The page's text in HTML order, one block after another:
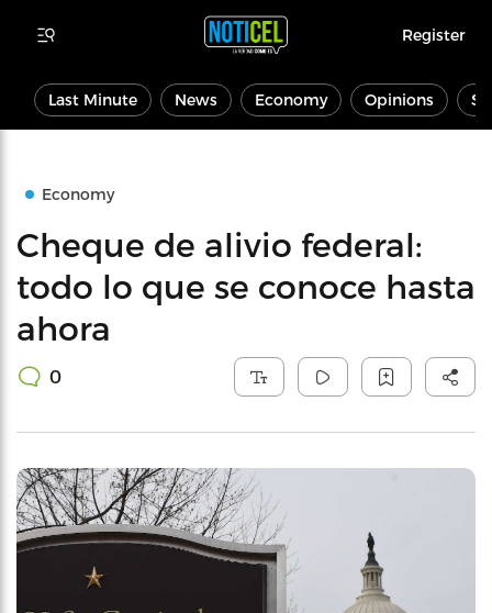
Register
Last Minute News Economy Opinions
Economy
Cheque de alivio federal:
todo lo que se conoce hasta
ahora
0